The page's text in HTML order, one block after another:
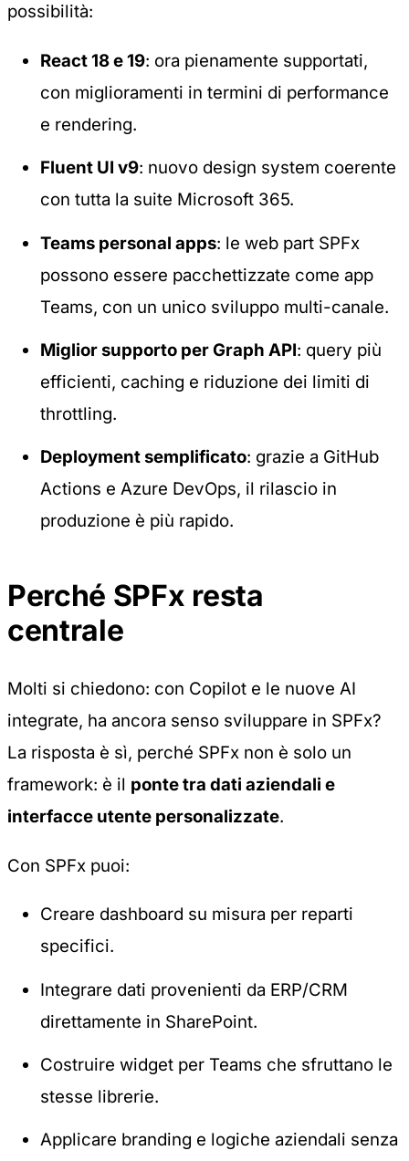
possibilità:
React 18 e 19: ora pienamente supportati,
con miglioramenti in termini di performance
e rendering.
Fluent UI v9: nuovo design system coerente
con tutta la suite Microsoft 365.
Teams personal apps: le web part SPFx
possono essere pacchettizzate come app
Teams, con un unico sviluppo multi-canale.
Miglior supporto per Graph API: query più
efficienti, caching e riduzione dei limiti di
throttling.
Deployment semplificato: grazie a GitHub
Actions e Azure DevOps, il rilascio in
produzione è più rapido.
Perché SPFx resta
centrale
Molti si chiedono: con Copilot e le nuove AI
integrate, ha ancora senso sviluppare in SPFx?
La risposta è sì, perché SPFx non è solo un
framework: è il ponte tra dati aziendali e
interfacce utente personalizzate.
Con SPFx puoi:
Creare dashboard su misura per reparti
specifici.
Integrare dati provenienti da ERP/CRM
direttamente in SharePoint.
Costruire widget per Teams che sfruttano le
stesse librerie.
Applicare branding e logiche aziendali senza